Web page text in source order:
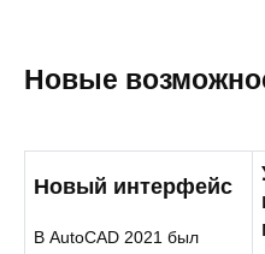
Новые
Новый интерфейс
В AutoCAD 2021 был